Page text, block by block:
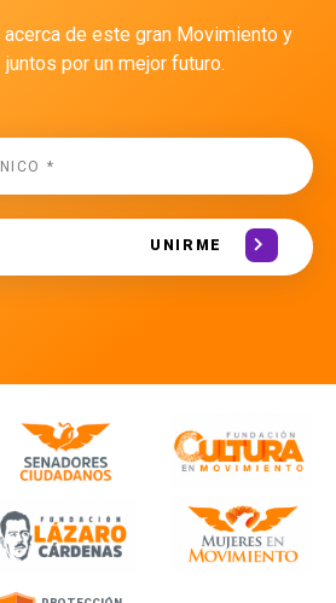
de este gran Movimiento y
por un mejor futuro.
UNIRME